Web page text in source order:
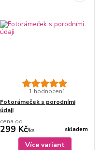
1 hodnocení
Fotorámeček s porodními
údaji
cena od
299 Kč/ks skladem
Více variant